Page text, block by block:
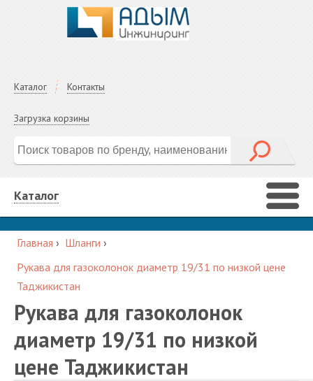
Каталог Контакты
Загрузка корзины
Каталог
Главная › Шланги ›
Рукава для газоколонок диаметр 19/31 по низкой цене
Таджикистан
Рукава для газоколонок
диаметр 19/31 по низкой
цене Таджикистан